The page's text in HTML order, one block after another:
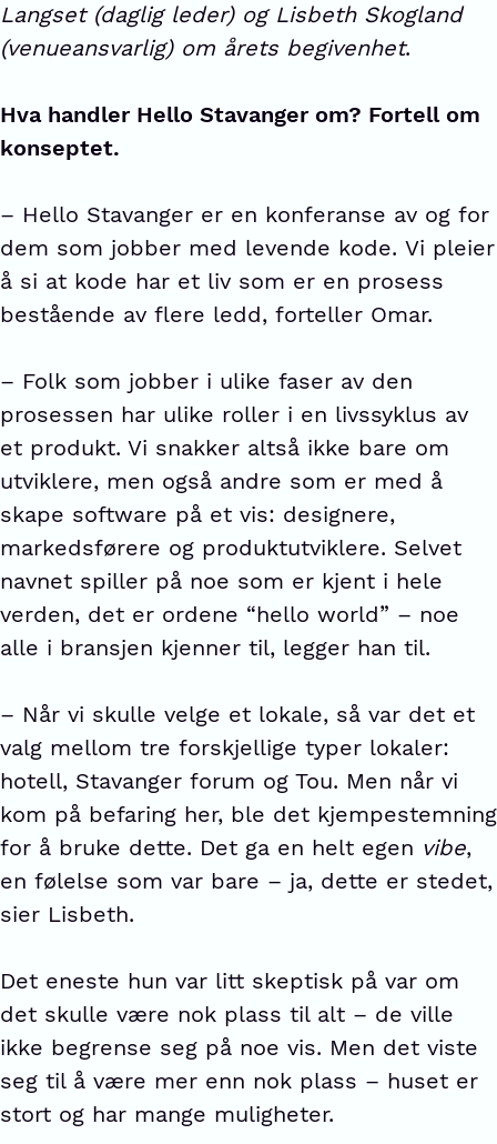
Langset (daglig leder) og Lisbeth Skogland
(venueansvarlig) om årets begivenhet.
Hva handler Hello Stavanger om? Fortell om
konseptet.
– Hello Stavanger er en konferanse av og for
dem som jobber med levende kode. Vi pleier
å si at kode har et liv som er en prosess
bestående av flere ledd, forteller Omar.
– Folk som jobber i ulike faser av den
prosessen har ulike roller i en livssyklus av
et produkt. Vi snakker altså ikke bare om
utviklere, men også andre som er med å
skape software på et vis: designere,
markedsførere og produktutviklere. Selvet
navnet spiller på noe som er kjent i hele
verden, det er ordene “hello world” – noe
alle i bransjen kjenner til, legger han til.
– Når vi skulle velge et lokale, så var det et
valg mellom tre forskjellige typer lokaler:
hotell, Stavanger forum og Tou. Men når vi
kom på befaring her, ble det kjempestemning
for å bruke dette. Det ga en helt egen vibe,
en følelse som var bare – ja, dette er stedet,
sier Lisbeth.
Det eneste hun var litt skeptisk på var om
det skulle være nok plass til alt – de ville
ikke begrense seg på noe vis. Men det viste
seg til å være mer enn nok plass – huset er
stort og har mange muligheter.